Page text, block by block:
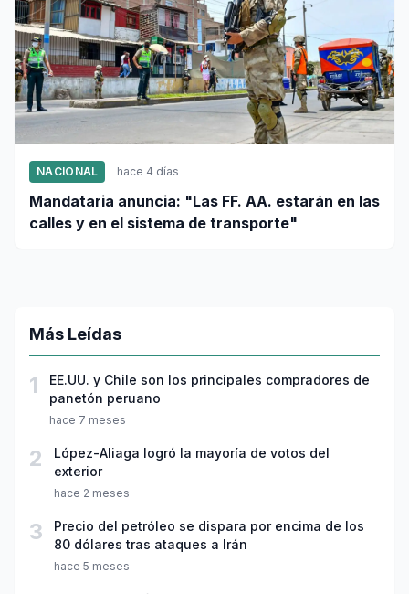
NACIONAL hace 4 días
Mandataria anuncia: "Las FF. AA. estarán en las
calles y en el sistema de transporte"
Más Leídas
1
EE.UU. y Chile son los principales compradores de
panetón peruano
hace 7 meses
2
López-Aliaga logró la mayoría de votos del
exterior
hace 2 meses
3
Precio del petróleo se dispara por encima de los
80 dólares tras ataques a Irán
hace 5 meses